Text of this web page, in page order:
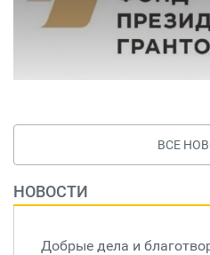
ВСЕ
НОВОСТИ
Добрые дела и